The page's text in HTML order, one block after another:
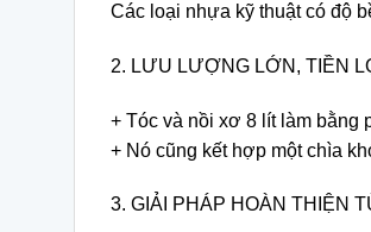
Các loại nhựa kỹ thuật có độ
2. LƯU LƯỢNG LỚN, TIỀN
+ Tóc và nồi xơ 8 lít làm bằng
+ Nó cũng kết hợp một chìa
3. GIẢI PHÁP HOÀN THIỆN